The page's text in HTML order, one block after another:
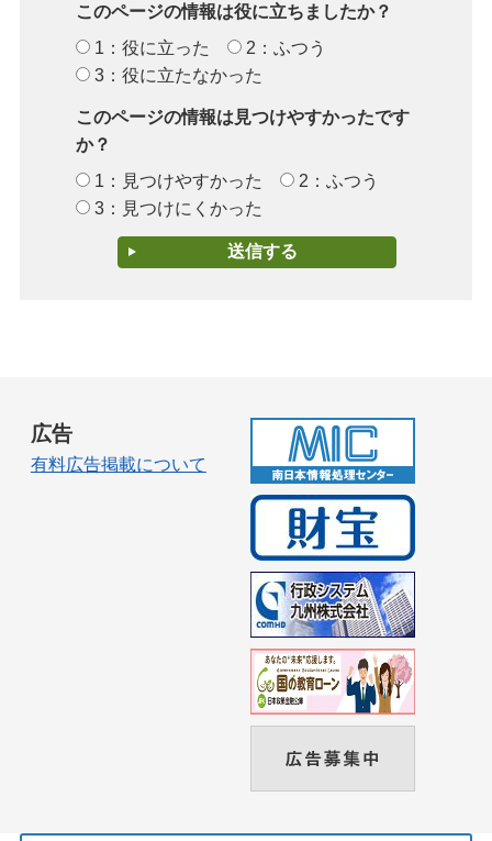
このページの情報は役に立ちましたか？
1：役に立った
2：ふつう
3：役に立たなかった
このページの情報は見つけやすかったです
か？
1：見つけやすかった
2：ふつう
3：見つけにくかった
広告
有料広告掲載について